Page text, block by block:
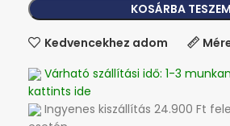
KOSÁRBA TESZEM
Kedvencekhez adom
Várható szállítási idő: 1-3
kattints ide
Ingyenes kiszállítás 24.900 Ft